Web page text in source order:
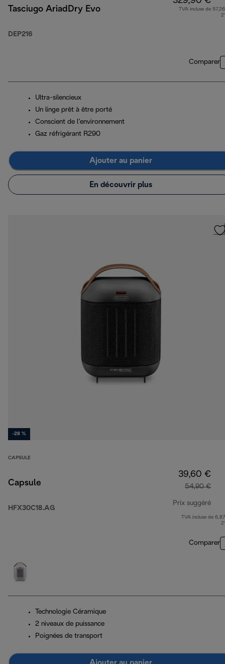
Tasciugo AriadDry Evo
DEP216
TVA incluse de
Comparer
Ultra-silencieux
Un linge prêt à être porté
Conscient de l’environnement
Gaz réfrigérant R290
Ajouter au panier
En découvrir plus
-28 %
CAPSULE
Capsule
HFX30C18.AG
39,60 €
54,90 €
Prix suggéré
TVA incluse de
Comparer
Technologie Céramique
2 niveaux de puissance
Poignées de transport